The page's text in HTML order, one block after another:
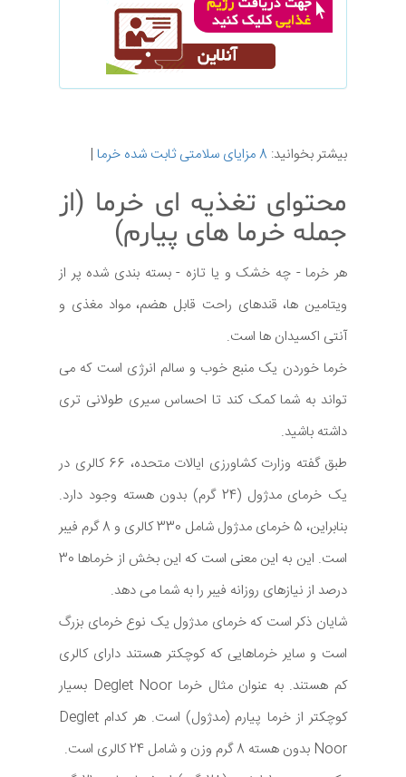
بیشتر بخوانید: 8 مزایای سلامتی ثابت شده خرما |
محتوای تغذیه ای خرما (از
جمله خرما های پیارم)
هر خرما - چه خشک و یا تازه - بسته بندی شده پر از
ویتامین ها، قندهای راحت قابل هضم، مواد مغذی و
آنتی اکسیدان ها است.
خرما خوردن یک منبع خوب و سالم انرژی است که می
تواند به شما کمک کند تا احساس سیری طولانی تری
داشته باشید.
طبق گفته وزارت کشاورزی ایالات متحده، 66 کالری در
یک خرمای مدژول (24 گرم) بدون هسته وجود دارد.
بنابراین، 5 خرمای مدژول شامل 330 کالری و 8 گرم فیبر
است. این به این معنی است که این بخش از خرماها 30
درصد از نیازهای روزانه فیبر را به شما می دهد.
شایان ذکر است که خرمای مدژول یک نوع خرمای بزرگ
است و سایر خرماهایی که کوچکتر هستند دارای کالری
کم هستند. به عنوان مثال خرما Deglet Noor بسیار
کوچکتر از خرما پیارم (مدژول) است. هر کدام Deglet
Noor بدون هسته 8 گرم وزن و شامل 24 کالری است.